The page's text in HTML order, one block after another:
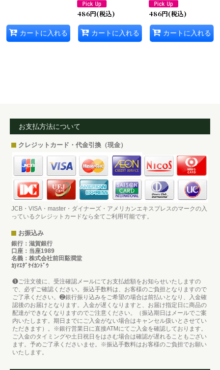
カートに入れる
486円(税込)
カートに入れる
486円(税込)
カートに入れる
お支払方法について
クレジットカード・代金引換（現金）
JCB・VISA・master・ダイナーズ・アメリカンエキスプレスのマークの入
っているクレジットカードなら全てご利用可能です。
お振込み
銀行：滋賀銀行
口座：当座1989
名義：株式会社前田谿澗堂
ｶ)ﾏｴﾀﾞｹｲｶﾝﾄﾞｳ
❶ご注文後に、受注確認メールにてお支払総額をお知らせいたしますの
で、必ずご確認ください。振込手数料は、お客様のご負担となりますので
ご了承ください。❷銀行振り込みをご希望の場合は前払いとなり、入金確
認後のお届けとなります。入金が遅くなりますと、お届け指定日に商品の
配達ができなくなりますのでご注意ください。（振込期日はメールでご案
内いたします。期日までにご入金がない場合はキャンセル扱いとさせてい
ただきます）。※銀行営業日に直接ATMにてご入金を確認しております。
ご入金のタイミングや土日祝日をはさむ場合は確認が遅れることもござい
ます。予めご了承くださいませ。※振込手数料はお客様のご負担でお願い
いたします。